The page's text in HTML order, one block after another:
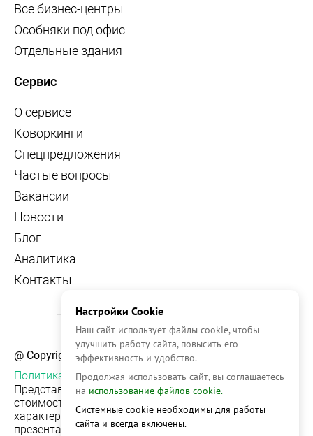
Все бизнес-центры
Особняки под офис
Отдельные здания
Сервис
О сервисе
Коворкинги
Спецпредложения
Частые вопросы
Вакансии
Новости
Блог
Аналитика
Контакты
@ Copyright, 2026 OFFICE NAVIGATOR
Политика конфиденциальности
Представленная на сайте информация, в т.ч.
стоимости объектов, носит информационный
характер и не является публичной офертой. Условия
презентации объекта недвижимости на сервисе
Настройки Cookie
Наш сайт использует файлы cookie, чтобы
улучшить работу сайта, повысить его
эффективность и удобство.
Продолжая использовать сайт, вы соглашаетесь
на использование файлов cookie.
Системные cookie необходимы для работы
сайта и всегда включены.